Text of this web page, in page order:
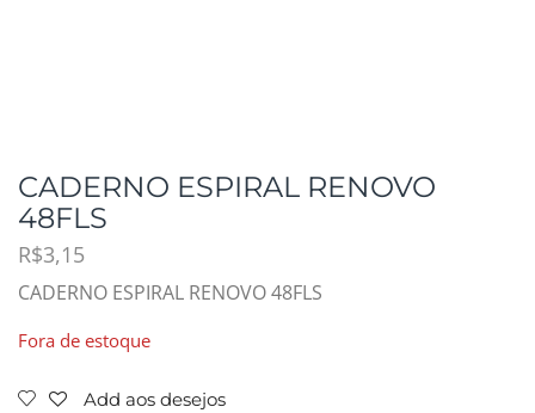
CADERNO ESPIRAL RENOVO
48FLS
R$3,15
CADERNO ESPIRAL RENOVO 48FLS
Fora de estoque
Add aos desejos